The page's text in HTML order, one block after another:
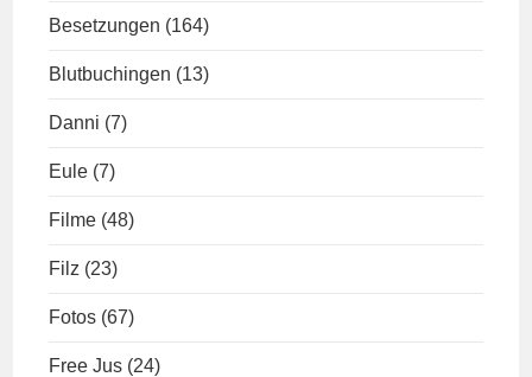
Besetzungen (164)
Blutbuchingen (13)
Danni (7)
Eule (7)
Filme (48)
Filz (23)
Fotos (67)
Free Jus (24)